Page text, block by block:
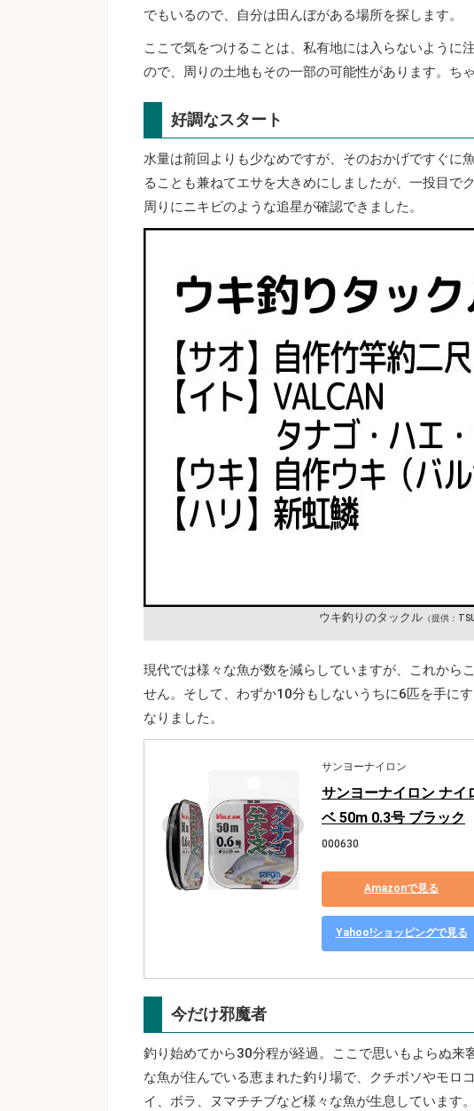
でもいるので、自分は田んぼがある場所を探します。
ここで気をつけることは、私有地には入らないように
ので、周りの土地もその一部の可能性があります。ち
好調なスタート
水量は前回よりも少なめですが、そのおかげですぐに
ることも兼ねてエサを大きめにしましたが、一投目で
周りにニキビのような追星が確認できました。
ウキ釣りのタックル（提供：
現代では様々な魚が数を減らしていますが、これから
せん。そして、わずか10分もしないうちに6匹を手に
なりました。
サンヨーナイロン
サンヨーナイロン ナイ
ベ 50m 0.3号 ブラック
000630
Amazonで見る
Yahoo!ショッピングで見る
今だけ邪魔者
釣り始めてから30分程が経過。ここで思いもよらぬ
な魚が住んでいる恵まれた釣り場で、クチボソやモロ
イ、ボラ、ヌマチチブなど様々な魚が生息しています。